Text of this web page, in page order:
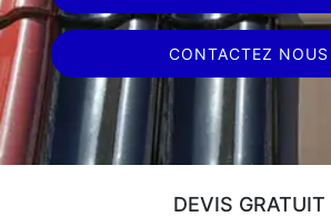
CONTACTEZ NOUS
DEVIS GRATUIT